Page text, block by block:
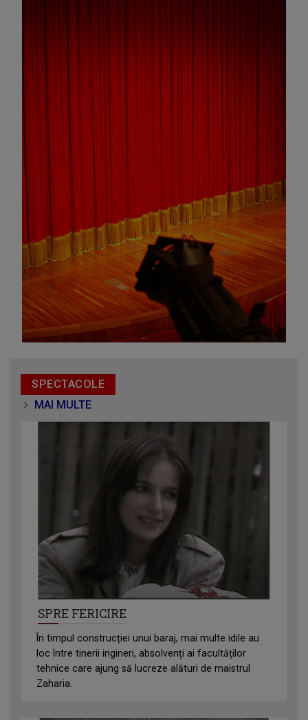
SPECTACOLE
MAI MULTE
SPRE FERICIRE
În timpul construcției unui baraj, mai multe idile au
loc între tinerii ingineri, absolvenți ai facultăților
tehnice care ajung să lucreze alături de maistrul
Zaharia.